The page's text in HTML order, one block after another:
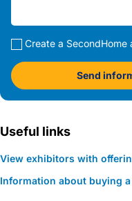
Create a SecondHome
Send
Useful links
View exhibitors with
Information about buying